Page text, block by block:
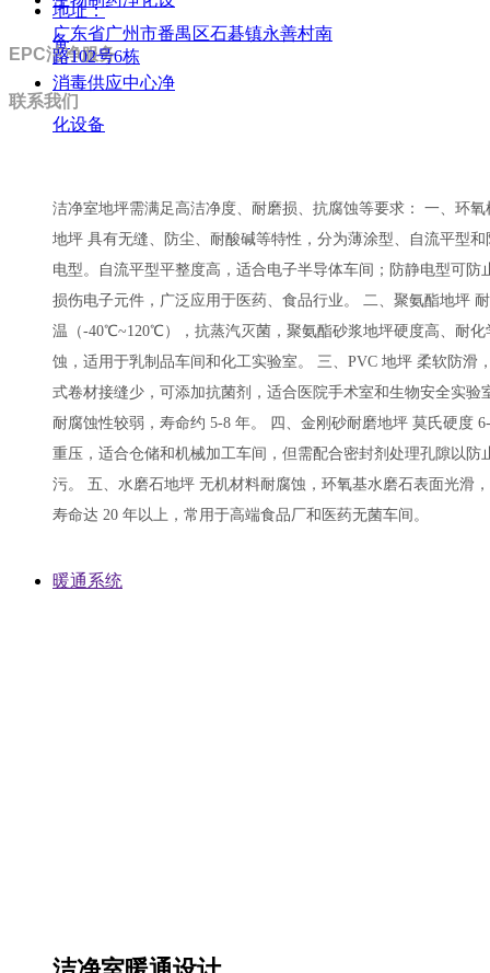
洁净室地坪需满足高洁净度、耐磨损、抗腐蚀等要求： 一、环氧
地坪 具有无缝、防尘、耐酸碱等特性，分为薄涂型、自流平型和
电型。自流平型平整度高，适合电子半导体车间；防静电型可防
损伤电子元件，广泛应用于医药、食品行业。 二、聚氨酯地坪
温（-40℃~120℃），抗蒸汽灭菌，聚氨酯砂浆地坪硬度高、耐化
蚀，适用于乳制品车间和化工实验室。 三、PVC 地坪 柔软防滑
式卷材接缝少，可添加抗菌剂，适合医院手术室和生物安全实验
耐腐蚀性较弱，寿命约 5-8 年。 四、金刚砂耐磨地坪 莫氏硬度
重压，适合仓储和机械加工车间，但需配合密封剂处理孔隙以防
污。 五、水磨石地坪 无机材料耐腐蚀，环氧基水磨石表面光滑
寿命达 20 年以上，常用于高端食品厂和医药无菌车间。
暖通系统
备
消毒供应中心净
化设备
EPC洁净服务
地址：
广东省广州市番禺区石碁镇永善村南
路102号6栋
联系我们